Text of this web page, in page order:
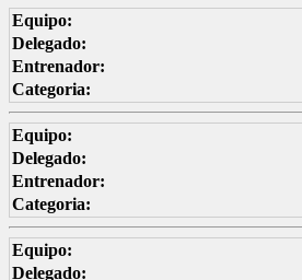
Equipo:
Delegado:
Entrenador:
Categoria:
Equipo:
Delegado:
Entrenador:
Categoria:
Equipo:
Delegado: